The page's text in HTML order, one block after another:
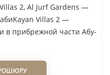
лично,
готовиться к
строительства
2, Al Jurf Gardens —
Villas 2 —
в прибрежной части Абу-